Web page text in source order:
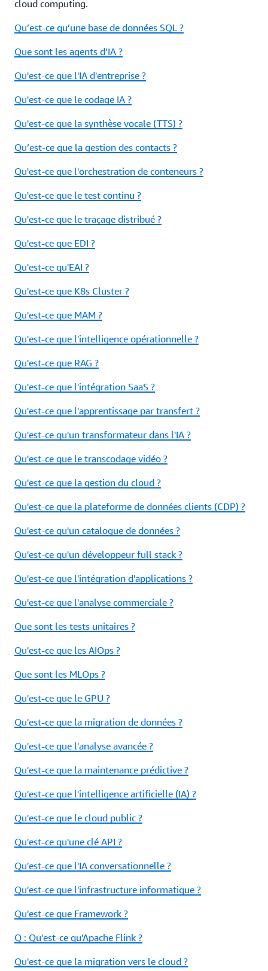
cloud computing.
Qu’est-ce qu’une base de données SQL ?
Que sont les agents d’IA ?
Qu'est-ce que l'IA d'entreprise ?
Qu'est-ce que le codage IA ?
Qu'est-ce que la synthèse vocale (TTS) ?
Qu’est-ce que la gestion des contacts ?
Qu'est-ce que l'orchestration de conteneurs ?
Qu'est-ce que le test continu ?
Qu'est-ce que le traçage distribué ?
Qu'est-ce que EDI ?
Qu'est-ce qu'EAI ?
Qu'est-ce que K8s Cluster ?
Qu'est-ce que MAM ?
Qu'est-ce que l'intelligence opérationnelle ?
Qu'est-ce que RAG ?
Qu'est-ce que l'intégration SaaS ?
Qu'est-ce que l'apprentissage par transfert ?
Qu'est-ce qu'un transformateur dans l'IA ?
Qu'est-ce que le transcodage vidéo ?
Qu'est-ce que la gestion du cloud ?
Qu'est-ce que la plateforme de données clients (CDP) ?
Qu'est-ce qu'un catalogue de données ?
Qu'est-ce qu'un développeur full stack ?
Qu'est-ce que l'intégration d'applications ?
Qu'est-ce que l'analyse commerciale ?
Que sont les tests unitaires ?
Qu'est-ce que les AIOps ?
Que sont les MLOps ?
Qu'est-ce que le GPU ?
Qu'est-ce que la migration de données ?
Qu'est-ce que l'analyse avancée ?
Qu'est-ce que la maintenance prédictive ?
Qu'est-ce que l'intelligence artificielle (IA) ?
Qu'est-ce que le cloud public ?
Qu'est-ce qu'une clé API ?
Qu'est-ce que l'IA conversationnelle ?
Qu'est-ce que l'infrastructure informatique ?
Qu'est-ce que Framework ?
Q : Qu'est-ce qu'Apache Flink ?
Qu'est-ce que la migration vers le cloud ?